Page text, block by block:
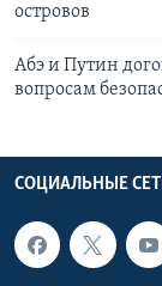
островов
Абэ и Путин
вопросам
СОЦИАЛЬНЫЕ